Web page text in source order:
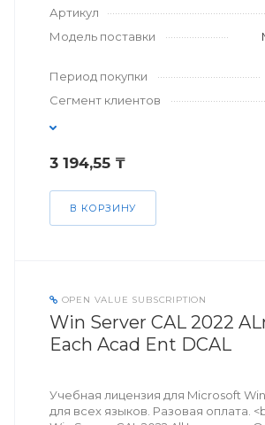
Артикул
Модель поставки
Период покупки
Сегмент клиентов
3 194,55 ₸
В КОРЗИНУ
OPEN VALUE SUBSCRIPTION
Win Server CAL 2022
Each Acad Ent DCAL
Учебная лицензия для Microsoft Win
для всех языков. Разовая оплата.